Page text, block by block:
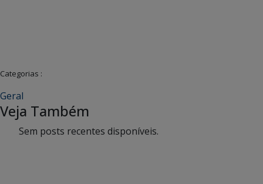
Categorias :
Geral
Veja Também
Sem posts recentes disponíveis.